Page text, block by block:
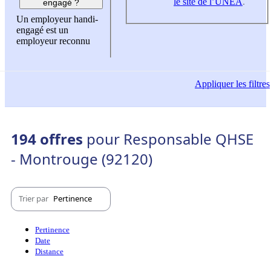
engagé ?
Un employeur handi-
engagé est un
employeur reconnu
Appliquerles filtres
194 offres pour Responsable QHSE
- Montrouge (92120)
Trier par Pertinence
Pertinence
Date
Distance